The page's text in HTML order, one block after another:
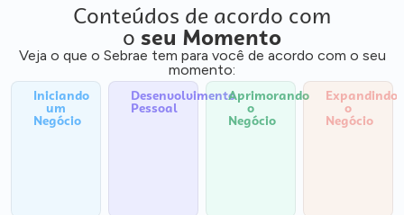
Conteúdos de acordo com
o seu Momento
Veja o que o Sebrae tem para você de acordo com o seu
momento:
Iniciando
um
Negócio
Desenvolvimento
Pessoal
Aprimorando
o
Negócio
Expandindo
o
Negócio